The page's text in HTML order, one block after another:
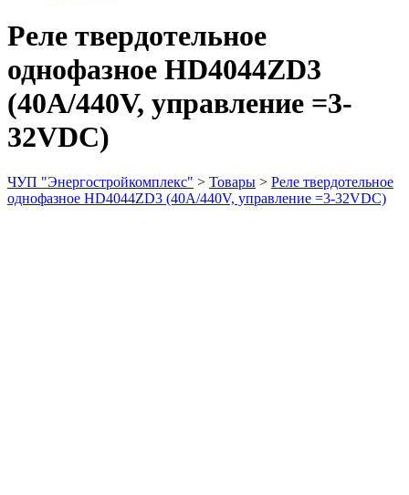
Реле твердотельное
однофазное HD4044ZD3
(40A/440V, управление =3-
32VDC)
ЧУП "Энергостройкомплекс" > Товары > Реле твердотельное
однофазное HD4044ZD3 (40A/440V, управление =3-32VDC)